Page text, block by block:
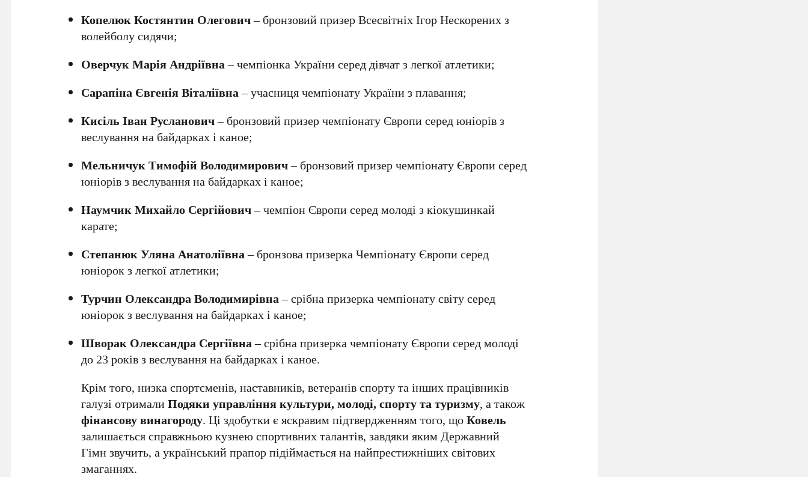
Копелюк Костянтин Олегович– бронзовий призер Всесвітніх Ігор Нескорених з
волейболу сидячи;
Оверчук Марія Андріївна– чемпіонка України серед дівчат з легкої атлетики;
Сарапіна Євгенія Віталіївна– учасниця чемпіонату України з плавання;
Кисіль Іван Русланович– бронзовий призер чемпіонату Європи серед юніорів з
веслування на байдарках і каное;
Мельничук Тимофій Володимирович– бронзовий призер чемпіонату Європи серед
юніорів з веслування на байдарках і каное;
Наумчик Михайло Сергійович– чемпіон Європи серед молоді з кіокушинкай
карате;
Степанюк Уляна Анатоліївна– бронзова призерка Чемпіонату Європи серед
юніорок з легкої атлетики;
Турчин Олександра Володимирівна– срібна призерка чемпіонату світу серед
юніорок з веслування на байдарках і каное;
Шворак Олександра Сергіївна– срібна призерка чемпіонату Європи серед молоді
до 23 років з веслування на байдарках і каное.
Крім того, низка спортсменів, наставників, ветеранів спорту та інших працівників
галузі отрималиПодяки управління культури, молоді, спорту та туризму, а також
фінансову винагороду. Ці здобутки є яскравим підтвердженням того, щоКовель
залишається справжньою кузнею спортивних талантів, завдяки яким Державний
Гімн звучить, а український прапор підіймається на найпрестижніших світових
змаганнях.